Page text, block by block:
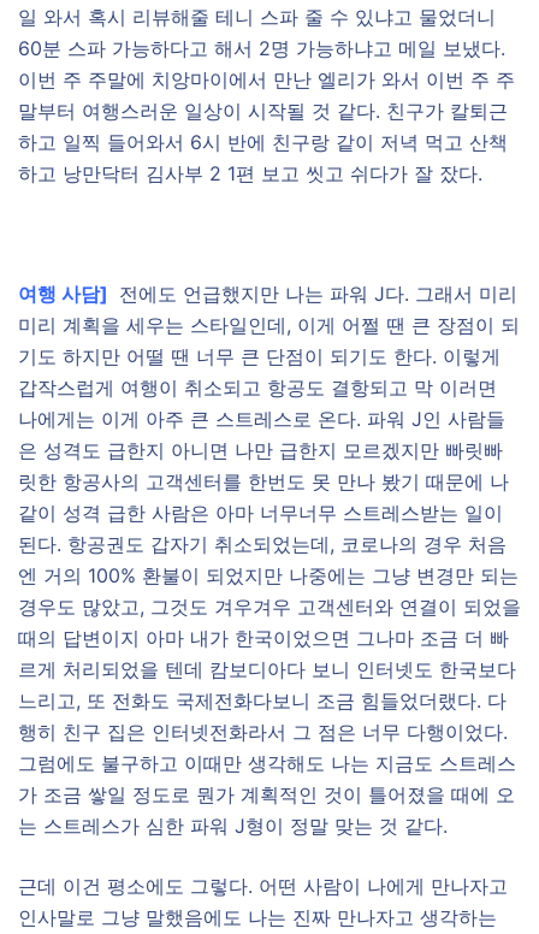
일 와서 혹시 리뷰해줄 테니 스파 줄 수 있냐고 물었더니
60분 스파 가능하다고 해서 2명 가능하냐고 메일 보냈다.
이번 주 주말에 치앙마이에서 만난 엘리가 와서 이번 주 주
말부터 여행스러운 일상이 시작될 것 같다. 친구가 칼퇴근
하고 일찍 들어와서 6시 반에 친구랑 같이 저녁 먹고 산책
하고 낭만닥터 김사부 2 1편 보고 씻고 쉬다가 잘 잤다.
여행 사담] 전에도 언급했지만 나는 파워 J다. 그래서 미리
미리 계획을 세우는 스타일인데, 이게 어쩔 땐 큰 장점이 되
기도 하지만 어떨 땐 너무 큰 단점이 되기도 한다. 이렇게
갑작스럽게 여행이 취소되고 항공도 결항되고 막 이러면
나에게는 이게 아주 큰 스트레스로 온다. 파워 J인 사람들
은 성격도 급한지 아니면 나만 급한지 모르겠지만 빠릿빠
릿한 항공사의 고객센터를 한번도 못 만나 봤기 때문에 나
같이 성격 급한 사람은 아마 너무너무 스트레스받는 일이
된다. 항공권도 갑자기 취소되었는데, 코로나의 경우 처음
엔 거의 100% 환불이 되었지만 나중에는 그냥 변경만 되는
경우도 많았고, 그것도 겨우겨우 고객센터와 연결이 되었을
때의 답변이지 아마 내가 한국이었으면 그나마 조금 더 빠
르게 처리되었을 텐데 캄보디아다 보니 인터넷도 한국보다
느리고, 또 전화도 국제전화다보니 조금 힘들었더랬다. 다
행히 친구 집은 인터넷전화라서 그 점은 너무 다행이었다.
그럼에도 불구하고 이때만 생각해도 나는 지금도 스트레스
가 조금 쌓일 정도로 뭔가 계획적인 것이 틀어졌을 때에 오
는 스트레스가 심한 파워 J형이 정말 맞는 것 같다.
근데 이건 평소에도 그렇다. 어떤 사람이 나에게 만나자고
인사말로 그냥 말했음에도 나는 진짜 만나자고 생각하는